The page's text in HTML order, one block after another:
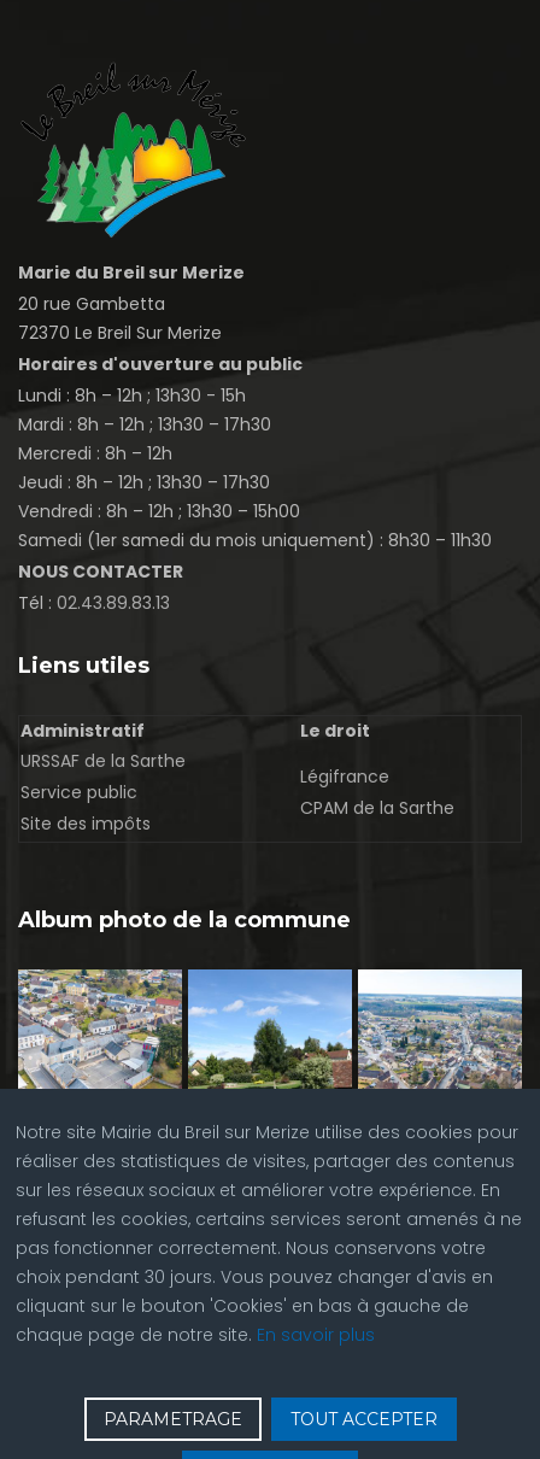
Marie du Breil sur Merize
20 rue Gambetta
72370 Le Breil Sur Merize
Horaires d'ouverture au public
Lundi : 8h – 12h ; 13h30 - 15h
Mardi : 8h – 12h ; 13h30 – 17h30
Mercredi : 8h – 12h
Jeudi : 8h – 12h ; 13h30 – 17h30
Vendredi : 8h – 12h ; 13h30 – 15h00
Samedi (1er samedi du mois uniquement) : 8h30 – 11h30
NOUS CONTACTER
Tél : 02.43.89.83.13
Notre site Mairie du Breil sur Merize utilise des cookies pour
réaliser des statistiques de visites, partager des contenus
sur les réseaux sociaux et améliorer votre expérience. En
refusant les cookies, certains services seront amenés à ne
pas fonctionner correctement. Nous conservons votre
choix pendant 30 jours. Vous pouvez changer d'avis en
cliquant sur le bouton 'Cookies' en bas à gauche de
chaque page de notre site. En savoir plus
PARAMETRAGE TOUT ACCEPTER
Liens utiles
Administratif
Le droit
URSSAF de la Sarthe
Service public
Site des impôts
Légifrance
CPAM de la Sarthe
Album photo de la commune
Contactez nous | © Copyright 2023 |Plan du site|
Réalisation du site parABC Site Web| Seconnecter| Accès